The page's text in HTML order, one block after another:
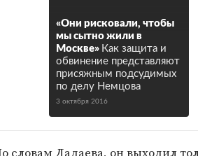
«Они рисковали, чтобы
мы сытно жили в
Москве» Как защита и
обвинение представляют
присяжным подсудимых
по делу Немцова
3 октября 2016
словам Дадаева, он выходил